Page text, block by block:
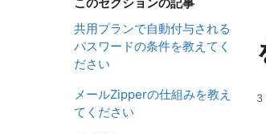
共用プランで自動付与される
パスワードの条件を教えてく
ださい
メールZipperの仕組みを教え
てください
3